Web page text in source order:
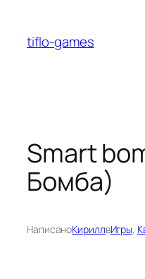
содержимому
tiflo-games
Smart
Бомба)
НаписаноКириллвИгры,